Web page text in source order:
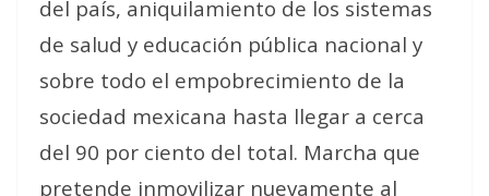
del país, aniquilamiento de los sistemas
de salud y educación pública nacional y
sobre todo el empobrecimiento de la
sociedad mexicana hasta llegar a cerca
del 90 por ciento del total. Marcha que
pretende inmovilizar nuevamente al